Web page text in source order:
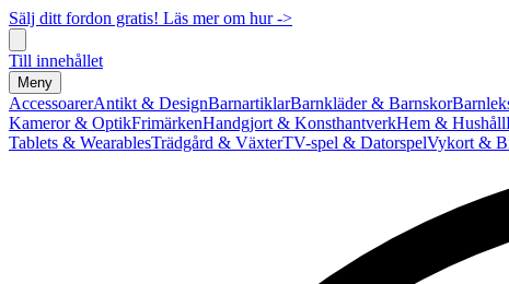
Sälj ditt fordon gratis! Läs mer om hur ->
Till innehållet
Meny
AccessoarerAntikt & DesignBarnartiklarBarnkläder & Barnskor
Kameror & OptikFrimärkenHandgjort & KonsthantverkHem & Hushåll
Tablets & WearablesTrädgård & VäxterTV-spel & DatorspelVykort &